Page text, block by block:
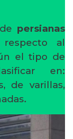
persianas
al
el tipo de
en:
de varillas,